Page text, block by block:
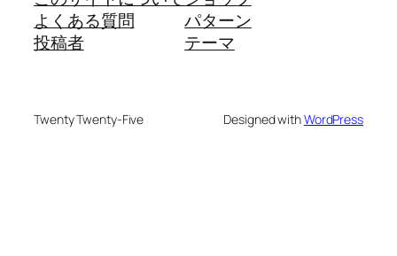
よくある質問
投稿者
パターン
テーマ
Twenty Twenty-Five Designed withWordPress